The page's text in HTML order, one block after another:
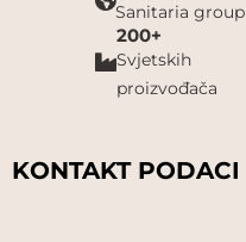
Sanitaria group
200+
Svjetskih
proizvođača
KONTAKT PODACI